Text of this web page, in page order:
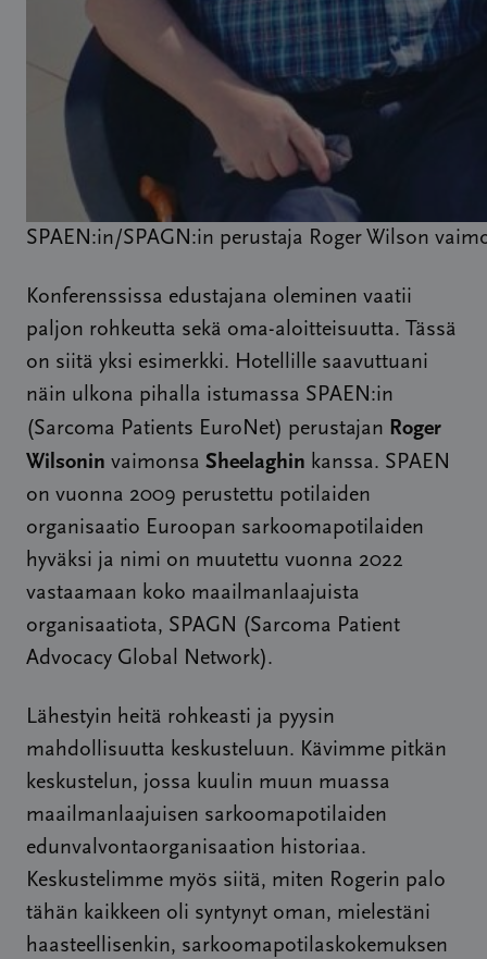
SPAEN:in/SPAGN:in perustaja Roger Wilson
Konferenssissa edustajana oleminen vaatii
paljon rohkeutta sekä oma-aloitteisuutta. Tässä
on siitä yksi esimerkki. Hotellille saavuttuani
näin ulkona pihalla istumassa SPAEN:in
(Sarcoma Patients EuroNet) perustajan Roger
Wilsonin vaimonsa Sheelaghin kanssa. SPAEN
on vuonna 2009 perustettu potilaiden
organisaatio Euroopan sarkoomapotilaiden
hyväksi ja nimi on muutettu vuonna 2022
vastaamaan koko maailmanlaajuista
organisaatiota, SPAGN (Sarcoma Patient
Advocacy Global Network).
Lähestyin heitä rohkeasti ja pyysin
mahdollisuutta keskusteluun. Kävimme pitkän
keskustelun, jossa kuulin muun muassa
maailmanlaajuisen sarkoomapotilaiden
edunvalvontaorganisaation historiaa.
Keskustelimme myös siitä, miten Rogerin palo
tähän kaikkeen oli syntynyt oman, mielestäni
haasteellisenkin, sarkoomapotilaskokemuksen